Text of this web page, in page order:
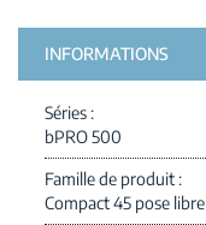
INFORMATIONS
Séries
bPRO 500
Famille de produit
Compact 45 pose libre